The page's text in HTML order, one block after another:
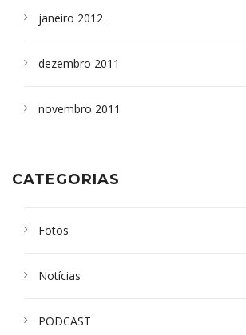
janeiro 2012
dezembro 2011
novembro 2011
CATEGORIAS
Fotos
Notícias
PODCAST